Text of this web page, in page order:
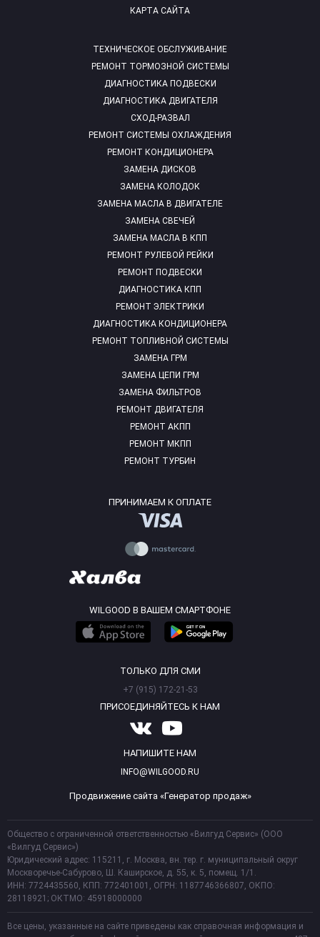
ТЕХНИЧЕСКОЕ ОБСЛУЖИВАНИЕ
РЕМОНТ ТОРМОЗНОЙ СИСТЕМЫ
ДИАГНОСТИКА ПОДВЕСКИ
ДИАГНОСТИКА ДВИГАТЕЛЯ
СХОД-РАЗВАЛ
РЕМОНТ СИСТЕМЫ ОХЛАЖДЕНИЯ
РЕМОНТ КОНДИЦИОНЕРА
ЗАМЕНА ДИСКОВ
ЗАМЕНА КОЛОДОК
ЗАМЕНА МАСЛА В ДВИГАТЕЛЕ
ЗАМЕНА СВЕЧЕЙ
ЗАМЕНА МАСЛА В КПП
РЕМОНТ РУЛЕВОЙ РЕЙКИ
РЕМОНТ ПОДВЕСКИ
ДИАГНОСТИКА КПП
РЕМОНТ ЭЛЕКТРИКИ
ДИАГНОСТИКА КОНДИЦИОНЕРА
РЕМОНТ ТОПЛИВНОЙ СИСТЕМЫ
ЗАМЕНА ГРМ
ЗАМЕНА ЦЕПИ ГРМ
ЗАМЕНА ФИЛЬТРОВ
РЕМОНТ ДВИГАТЕЛЯ
РЕМОНТ АКПП
РЕМОНТ МКПП
РЕМОНТ ТУРБИН
КАРТА САЙТА
ПРИНИМАЕМ К ОПЛАТЕ
WILGOOD В ВАШЕМ СМАРТФОНЕ
ТОЛЬКО ДЛЯ СМИ
+7 (915) 172-21-53
ПРИСОЕДИНЯЙТЕСЬ К НАМ
НАПИШИТЕ НАМ
INFO@WILGOOD.RU
Продвижение сайта «Генератор продаж»
Общество с ограниченной ответственностью «Вилгуд Сервис» (ООО
«Вилгуд Сервис»)
Юридический адрес: 115211, г. Москва, вн. тер. г. муниципальный округ
Москворечье-Сабурово, Ш. Каширское, д. 55, к. 5, помещ. 1/1.
ИНН: 7724435560, КПП: 772401001, ОГРН: 1187746366807, ОКПО:
28118921; ОКТМО: 45918000000
Все цены, указанные на сайте приведены как справочная информация и